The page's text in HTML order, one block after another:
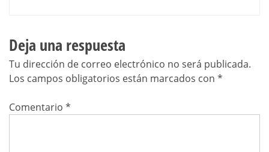
Deja una respuesta
Tu dirección de correo electrónico no será publicada.
Los campos obligatorios están marcados con *
Comentario *